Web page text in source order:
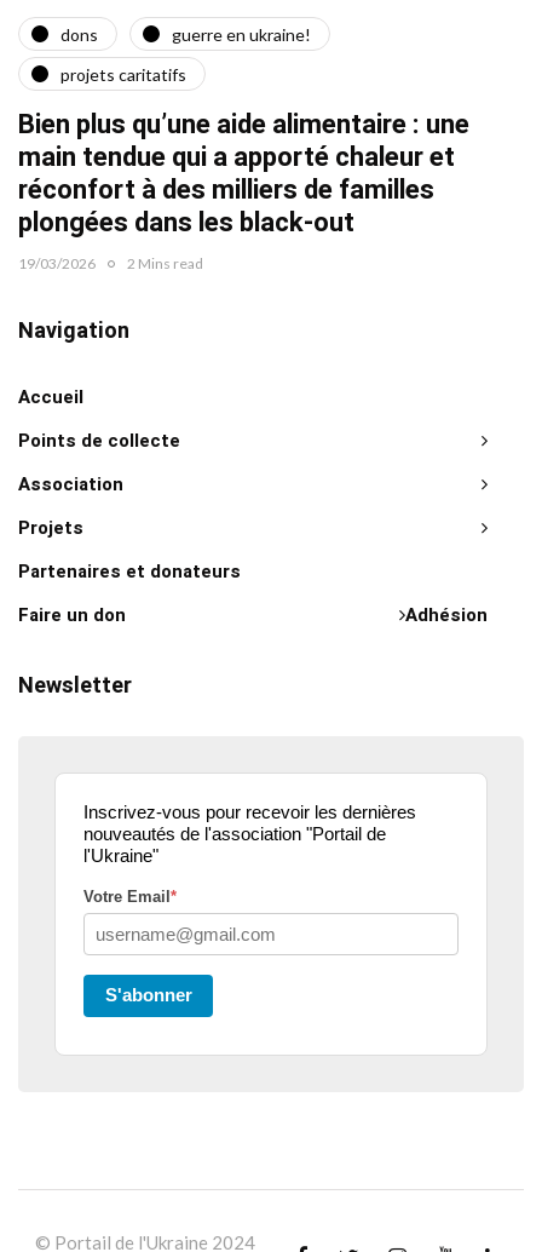
dons
guerre en ukraine!
projets caritatifs
Bien plus qu’une aide alimentaire : une
main tendue qui a apporté chaleur et
réconfort à des milliers de familles
plongées dans les black-out
19/03/2026 2 Mins read
Navigation
Accueil
Points de collecte
Association
Projets
Partenaires et donateurs
Adhésion
Faire un don
Newsletter
Inscrivez-vous pour recevoir les dernières
nouveautés de l'association "Portail de
l'Ukraine"
Votre Email *
S'abonner
© Portail de l'Ukraine 2024